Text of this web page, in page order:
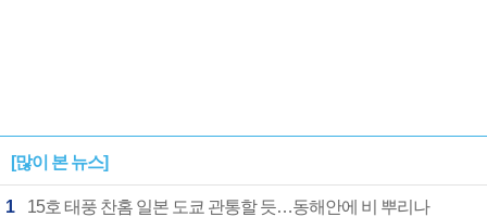
[많이 본 뉴스]
1 15호 태풍 찬홈 일본 도쿄 관통할 듯…동해안에 비 뿌리나